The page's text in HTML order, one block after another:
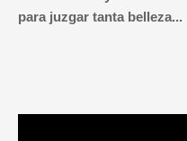
para juzgar tanta belleza...